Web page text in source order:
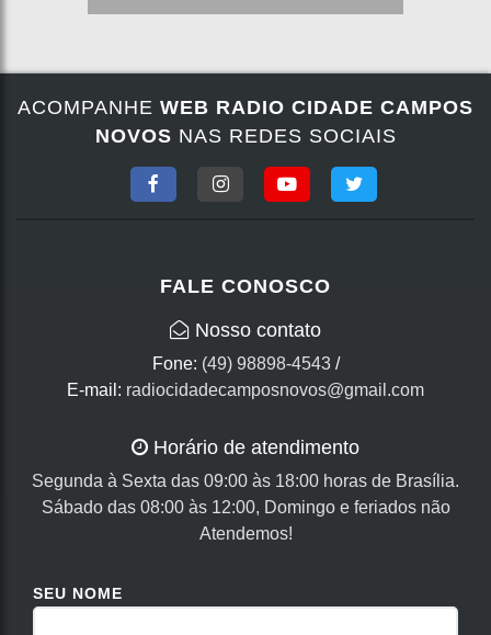
ACOMPANHE WEB RADIO CIDADE CAMPOS
NOVOS NAS REDES SOCIAIS
FALE CONOSCO
Nosso contato
Fone: (49) 98898-4543/
E-mail: radiocidadecamposnovos@gmail.com
Horário de atendimento
Segunda à Sexta das 09:00 às 18:00 horas de Brasília.
Sábado das 08:00 às 12:00, Domingo e feriados não
Atendemos!
SEU NOME